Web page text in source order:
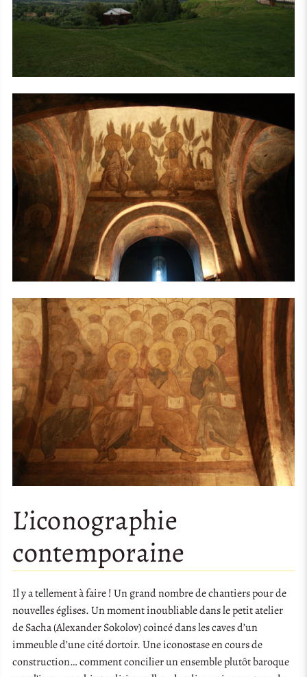
L’iconographie
contemporaine
Il y a tellement à faire ! Un grand nombre de chantiers pour de
nouvelles églises. Un moment inoubliable dans le petit atelier
de Sacha (Alexander Sokolov) coincé dans les caves d’un
immeuble d’une cité dortoir. Une iconostase en cours de
construction… comment concilier un ensemble plutôt baroque